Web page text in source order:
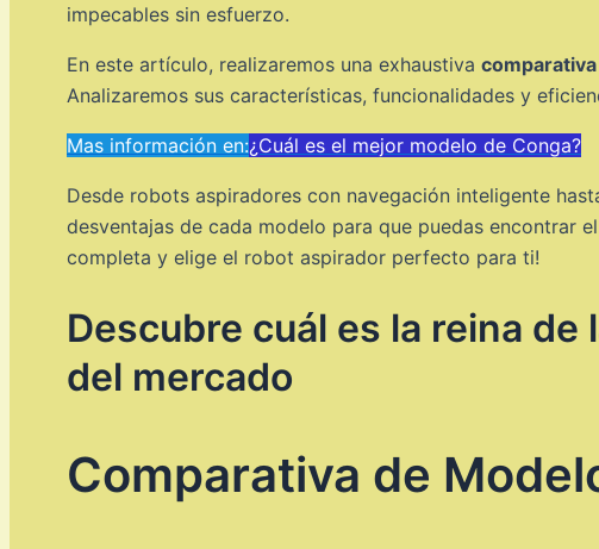
impecables sin esfuerzo.
En este artículo, realizaremos una exhaustiva comparativa
Analizaremos sus características, funcionalidades y
Mas información en:¿Cuál es el mejor modelo de Conga?
Desde robots aspiradores con navegación inteligente
desventajas de cada modelo para que puedas encontrar
completa y elige el robot aspirador perfecto para ti!
Descubre cuál es la reina
del mercado
Comparativa de